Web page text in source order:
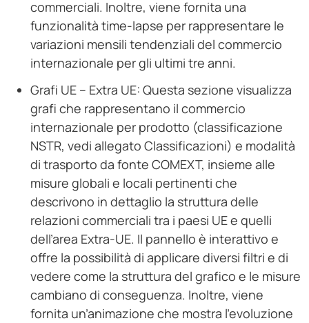
commerciali. Inoltre, viene fornita una
funzionalità time-lapse per rappresentare le
variazioni mensili tendenziali del commercio
internazionale per gli ultimi tre anni.
Grafi UE – Extra UE: Questa sezione visualizza
grafi che rappresentano il commercio
internazionale per prodotto (classificazione
NSTR, vedi allegato Classificazioni) e modalità
di trasporto da fonte COMEXT, insieme alle
misure globali e locali pertinenti che
descrivono in dettaglio la struttura delle
relazioni commerciali tra i paesi UE e quelli
dell’area Extra-UE. Il pannello è interattivo e
offre la possibilità di applicare diversi filtri e di
vedere come la struttura del grafico e le misure
cambiano di conseguenza. Inoltre, viene
fornita un’animazione che mostra l’evoluzione